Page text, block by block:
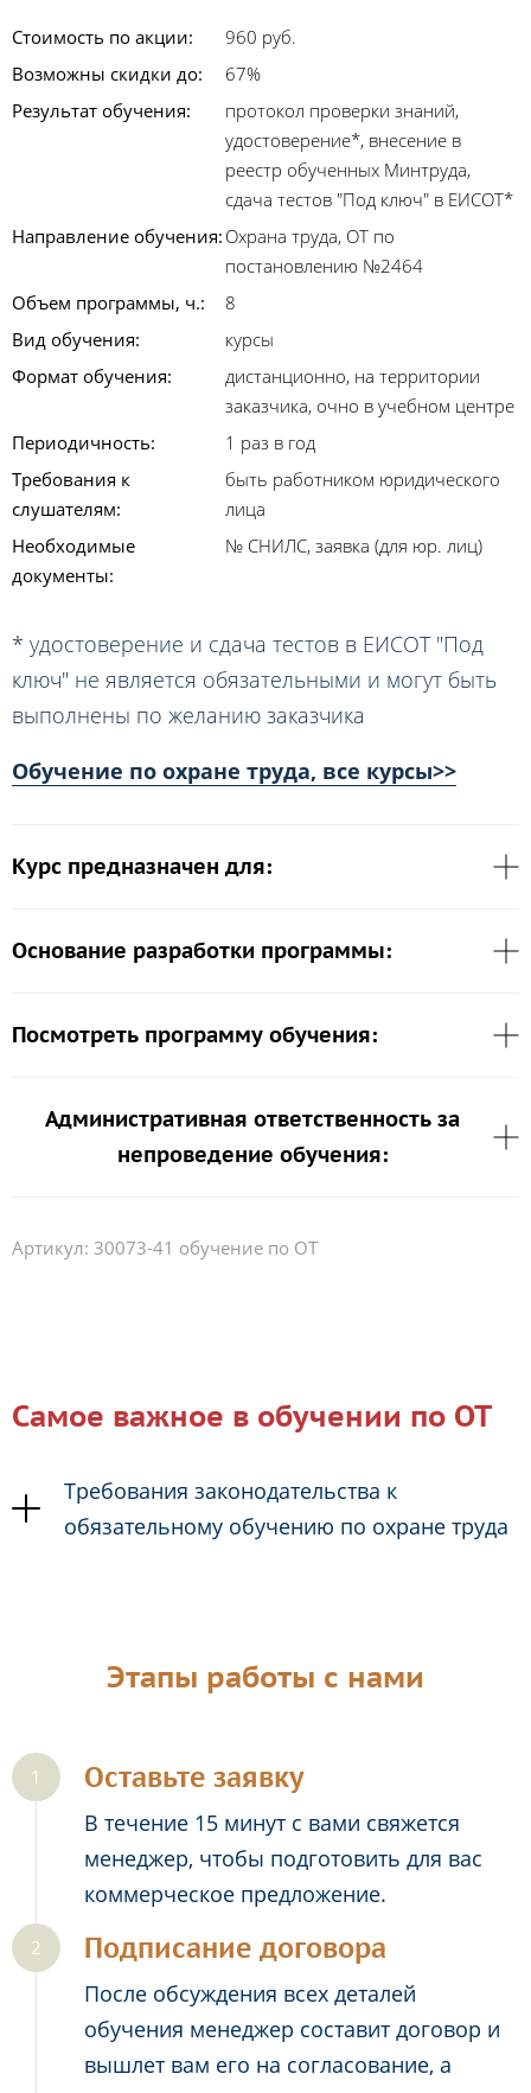
Стоимость по акции:
960 руб.
Возможны скидки до:
67%
Результат обучения:
протокол проверки знаний,
удостоверение*, внесение в
реестр обученных Минтруда,
сдача тестов "Под ключ" в ЕИСОТ*
Направление обучения: Охрана труда, ОТ по
постановлению №2464
Объем программы, ч.:
8
Вид обучения:
курсы
Формат обучения:
дистанционно, на территории
заказчика, очно в учебном центре
Периодичность:
1 раз в год
Требования к
слушателям:
быть работником юридического
лица
Необходимые
документы:
№ СНИЛС, заявка (для юр. лиц)
* удостоверение и сдача тестов в ЕИСОТ "Под
ключ" не является обязательными и могут быть
выполнены по желанию заказчика
Обучение по охране труда, все курсы>>
Курс предназначен для:
Основание разработки программы:
Посмотреть программу обучения:
Административная ответственность за
непроведение обучения:
Артикул: 30073-41 обучение по ОТ
Самое важное в обучении по ОТ
Требования законодательства к
обязательному обучению по охране труда
Этапы работы с нами
Оставьте заявку
В течение 15 минут с вами свяжется
менеджер, чтобы подготовить для вас
коммерческое предложение.
Подписание договора
После обсуждения всех деталей
обучения менеджер составит договор и
вышлет вам его на согласование, а